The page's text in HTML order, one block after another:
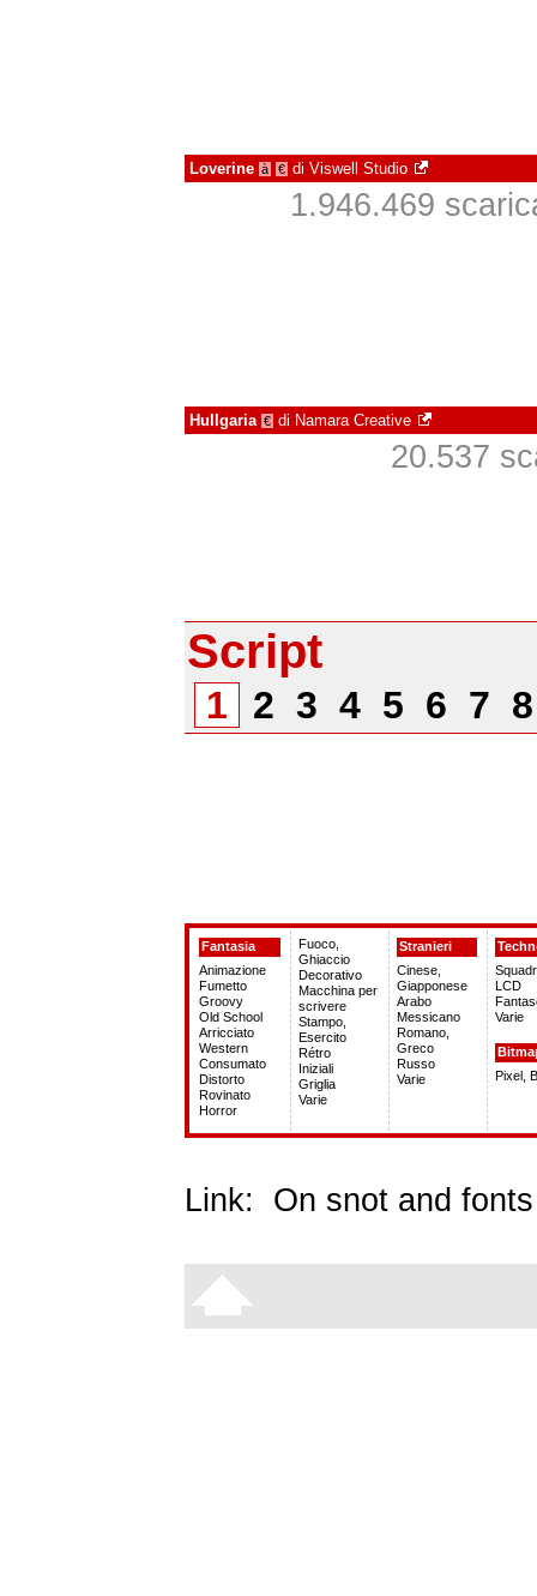
Loverine à € di Viswell Studio
1.946.469
Hullgaria € di Namara Creative
20.537
Script
1 2 3 4 5 6 7
Fantasia
Animazione
Fumetto
Groovy
Old School
Arricciato
Western
Consumato
Distorto
Rovinato
Horror
Fuoco,
Ghiaccio
Decorativo
Macchina per
scrivere
Stampo,
Esercito
Rétro
Iniziali
Griglia
Varie
Stranieri
Cinese,
Giapponese
Arabo
Messicano
Romano,
Greco
Russo
Varie
LCD
Varie
Pixel,
Link: On snot and fonts